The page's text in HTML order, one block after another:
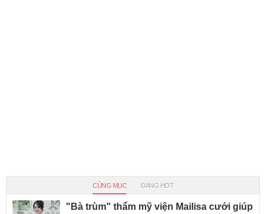
CÙNG MỤC ĐANG HOT
"Bà trùm" thẩm mỹ viện Mailisa cưới giúp